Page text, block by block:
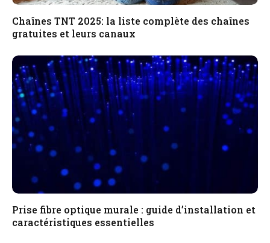
Chaînes TNT 2025: la liste complète des chaînes
gratuites et leurs canaux
Prise fibre optique murale : guide d’installation et
caractéristiques essentielles